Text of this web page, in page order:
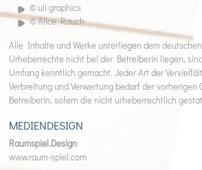
© uli graphics
© Alice Rauch
Alle Inhalte und Werke unterliegen dem
Urheberrechte nicht bei der Betreiberin liegen,
Umfang kenntlich gemacht. Jeder Art der
Verbreitung und Verwertung bedarf der vorherigen
Betreiberin, sofern die nicht urheberrechtlich
MEDIENDESIGN
Raumspiel.Design
www.raum-spiel.com